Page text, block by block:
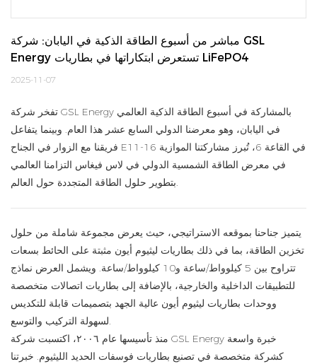
مباشر من أسبوع الطاقة الذكية في اليابان: شركة GSL
Energy تستعرض ابتكاراتها في بطاريات LiFePO4
2025-11-07
تفخر شركة GSL Energy بالمشاركة في أسبوع الطاقة الذكية العالمي
في اليابان، وهو معرضنا الدولي السابع عشر هذا العام. وبينما يتفاعل
فريقنا مع الزوار في الجناح E11-16 في القاعة 6، تُبرز مشاركتنا الموازية
في معرض الطاقة الشمسية الدولي في لاس فيغاس التزامنا العالمي
بتطوير حلول الطاقة المتجددة حول العالم.
يتميز جناحنا بموقعه الاستراتيجي، حيث يعرض مجموعة شاملة من حلول
تخزين الطاقة، بما في ذلك بطاريات ليثيوم أيون مثبتة على الحائط بسعات
تتراوح بين 5 كيلوواط/ساعة و10 كيلوواط/ساعة. ويشمل العرض نماذج
للتطبيقات الداخلية والخارجية، بالإضافة إلى بطاريات اتصالات متخصصة
ووحدات بطاريات ليثيوم أيون عالية الجهد بتصميمات قابلة للتكديس
لسهولة التركيب والتوسع.
منذ تأسيسها عام ٢٠٠٦، اكتسبت شركة GSL Energy خبرة واسعة
كشركة متخصصة في تصنيع بطاريات فوسفات الحديد الليثيوم. خبرتنا